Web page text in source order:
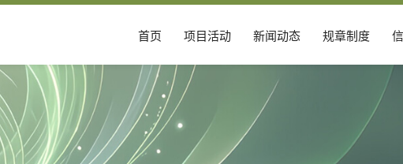
首页 项目活动 新闻动态 规章制度